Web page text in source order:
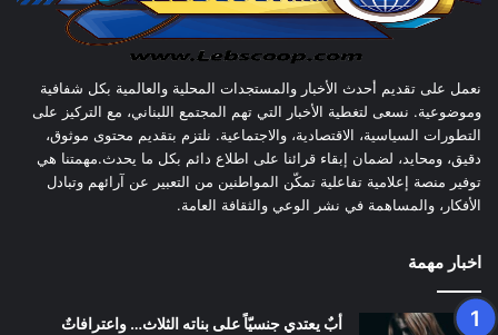
نعمل على تقديم أحدث الأخبار والمستجدات المحلية والعالمية بكل شفافية
وموضوعية. نسعى لتغطية الأخبار التي تهم المجتمع اللبناني، مع التركيز على
التطورات السياسية، الاقتصادية، والاجتماعية. نلتزم بتقديم محتوى موثوق،
دقيق، ومحايد، لضمان إبقاء قرائنا على اطلاع دائم بكل ما يحدث.مهمتنا هي
توفير منصة إعلامية تفاعلية تمكّن المواطنين من التعبير عن آرائهم وتبادل
الأفكار، والمساهمة في نشر الوعي والثقافة العامة.
اخبار مهمة
أبٌ يعتدي جنسيّاً على بناته الثلاث… واعترافاتٌ